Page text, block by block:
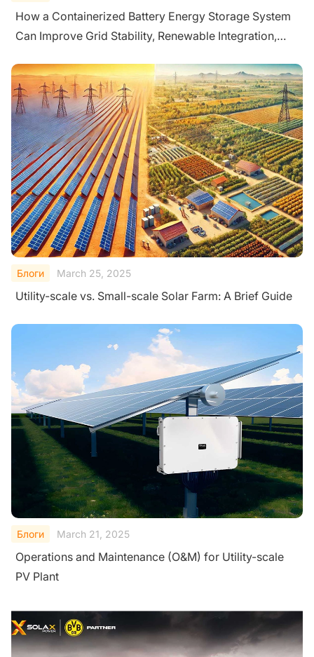
How a Containerized Battery Energy Storage System
Can Improve Grid Stability, Renewable Integration,
Блоги March 25, 2025
Utility-scale vs. Small-scale Solar Farm: A Brief Guide
Блоги March 21, 2025
Operations and Maintenance (O&M) for Utility-scale
PV Plant